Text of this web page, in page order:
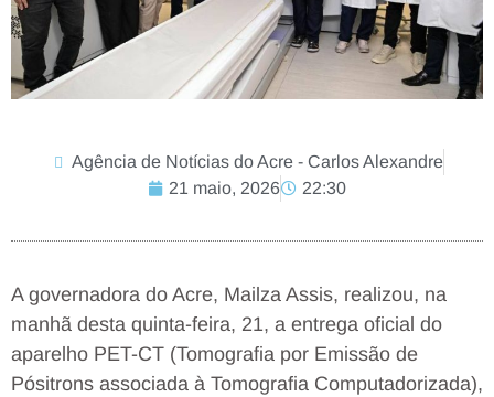
Agência de Notícias do Acre - Carlos Alexandre
21 maio, 2026
22:30
A governadora do Acre, Mailza Assis, realizou, na
manhã desta quinta-feira, 21, a entrega oficial do
aparelho PET-CT (Tomografia por Emissão de
Pósitrons associada à Tomografia Computadorizada),